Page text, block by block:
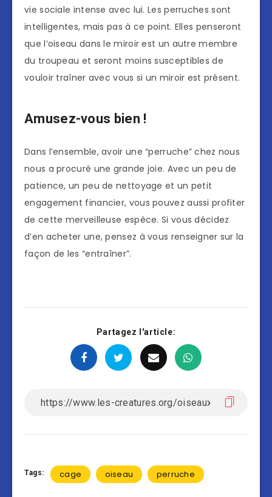
vie sociale intense avec lui. Les perruches sont
intelligentes, mais pas à ce point. Elles penseront
que l’oiseau dans le miroir est un autre membre
du troupeau et seront moins susceptibles de
vouloir traîner avec vous si un miroir est présent.
Amusez-vous bien !
Dans l’ensemble, avoir une “perruche” chez nous
nous a procuré une grande joie. Avec un peu de
patience, un peu de nettoyage et un petit
engagement financier, vous pouvez aussi profiter
de cette merveilleuse espèce. Si vous décidez
d’en acheter une, pensez à vous renseigner sur la
façon de les “entraîner”.
Partagez l'article:
Tags: cage oiseau perruche